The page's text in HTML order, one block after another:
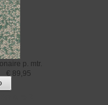
p. mtr.
€ 89,95